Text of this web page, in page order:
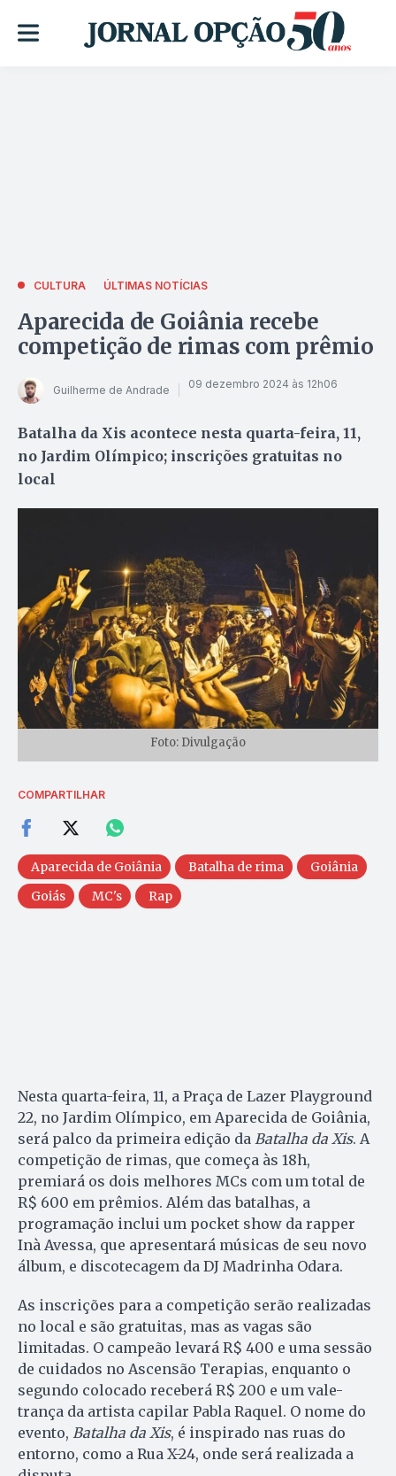
CULTURA ÚLTIMAS NOTÍCIAS
Aparecida de Goiânia recebe
competição de rimas com prêmio
Guilherme de Andrade 09 dezembro 2024 às 12h06
Batalha da Xis acontece nesta quarta-feira, 11,
no Jardim Olímpico; inscrições gratuitas no
local
Foto: Divulgação
COMPARTILHAR
Aparecida de Goiânia Batalha de rima
Goiânia
Goiás
MC's Rap
Nesta quarta-feira, 11, a Praça de Lazer Playground
22, no Jardim Olímpico, em Aparecida de Goiânia,
será palco da primeira edição da Batalha da Xis. A
competição de rimas, que começa às 18h,
premiará os dois melhores MCs com um total de
R$ 600 em prêmios. Além das batalhas, a
programação inclui um pocket show da rapper
Inà Avessa, que apresentará músicas de seu novo
álbum, e discotecagem da DJ Madrinha Odara.
As inscrições para a competição serão realizadas
no local e são gratuitas, mas as vagas são
limitadas. O campeão levará R$ 400 e uma sessão
de cuidados no Ascensão Terapias, enquanto o
segundo colocado receberá R$ 200 e um vale-
trança da artista capilar Pabla Raquel. O nome do
evento, Batalha da Xis, é inspirado nas ruas do
entorno, como a Rua X-24, onde será realizada a